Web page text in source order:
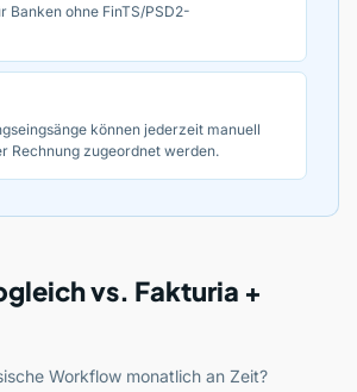
Banken ohne FinTS/PSD2-
können jederzeit manuell
Rechnung zugeordnet werden.
vs. Fakturia +
Workflow monatlich an Zeit?